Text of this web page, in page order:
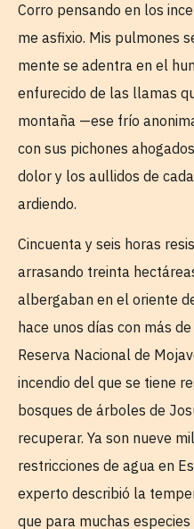
Corro pensando en los
me asfixio. Mis pulmones
mente se adentra en el
enfurecido de las llamas
montaña —ese frío
con sus pichones
dolor y los aullidos de
ardiendo.
Cincuenta y seis horas
arrasando treinta
albergaban en el oriente
hace unos días con más
Reserva Nacional de
incendio del que se tiene
bosques de árboles de
recuperar. Ya son nueve
restricciones de agua en
experto describió la
que para muchas especies